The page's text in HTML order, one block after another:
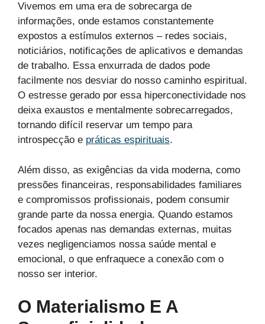
Vivemos em uma era de sobrecarga de
informações, onde estamos constantemente
expostos a estímulos externos – redes sociais,
noticiários, notificações de aplicativos e demandas
de trabalho. Essa enxurrada de dados pode
facilmente nos desviar do nosso caminho espiritual.
O estresse gerado por essa hiperconectividade nos
deixa exaustos e mentalmente sobrecarregados,
tornando difícil reservar um tempo para
introspecção e práticas espirituais.
Além disso, as exigências da vida moderna, como
pressões financeiras, responsabilidades familiares
e compromissos profissionais, podem consumir
grande parte da nossa energia. Quando estamos
focados apenas nas demandas externas, muitas
vezes negligenciamos nossa saúde mental e
emocional, o que enfraquece a conexão com o
nosso ser interior.
O Materialismo E A